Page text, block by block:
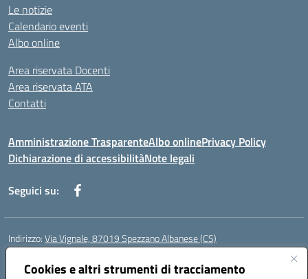
Cookies e altri strumenti di tracciamento
Le notizie
Calendario eventi
Albo online
Area riservata Docenti
Area riservata ATA
Contatti
Amministrazione TrasparenteAlbo onlinePrivacy Policy
Dichiarazione di accessibilitàNote legali
Seguici su:
Indirizzo:Via Vignale, 87019 Spezzano Albanese (CS)
Centralino:
Posta elettronica certificata (PEC):csic878003@pec.istruzione.it